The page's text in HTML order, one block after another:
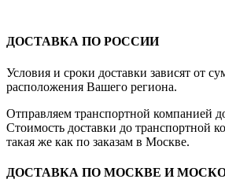
ДОСТАВКА ПО РОССИИ
Условия и сроки доставки зависят от
расположения Вашего региона.
Отправляем транспортной компанией
Стоимость доставки до транспортной
такая же как по заказам в Москве.
ДОСТАВКА ПО МОСКВЕ И